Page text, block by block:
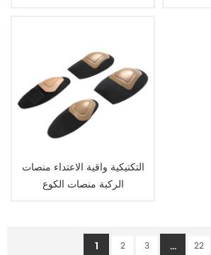
التكتيكية واقية الاعتداء منصات
الركبة منصات الكوع
1 2 3 ...
22